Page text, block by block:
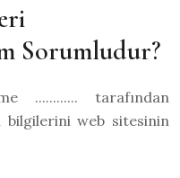
Sorumludur?
............ tarafından
bilgilerini web sitesinin